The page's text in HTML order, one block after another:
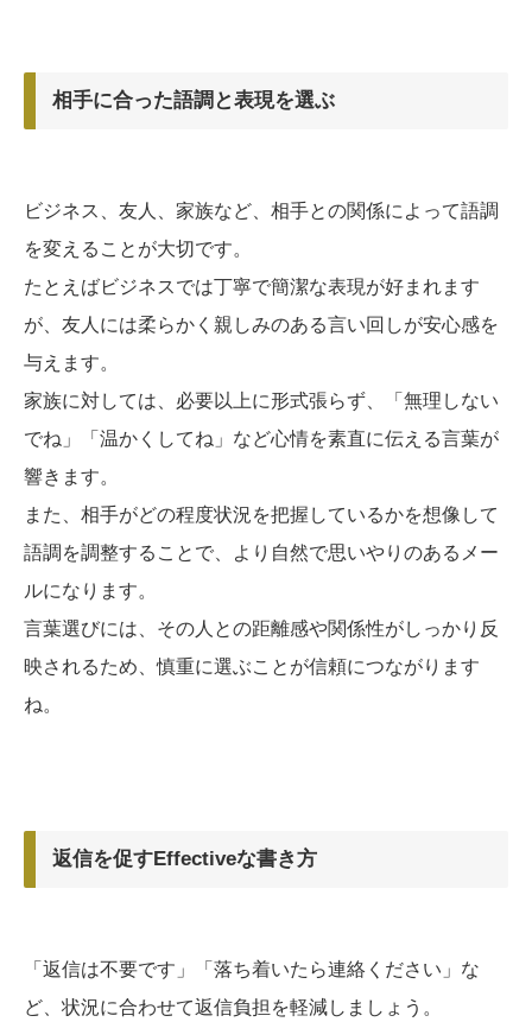
相手に合った語調と表現を選ぶ
ビジネス、友人、家族など、相手との関係によって語調
を変えることが大切です。
たとえばビジネスでは丁寧で簡潔な表現が好まれます
が、友人には柔らかく親しみのある言い回しが安心感を
与えます。
家族に対しては、必要以上に形式張らず、「無理しない
でね」「温かくしてね」など心情を素直に伝える言葉が
響きます。
また、相手がどの程度状況を把握しているかを想像して
語調を調整することで、より自然で思いやりのあるメー
ルになります。
言葉選びには、その人との距離感や関係性がしっかり反
映されるため、慎重に選ぶことが信頼につながります
ね。
返信を促すEffectiveな書き方
「返信は不要です」「落ち着いたら連絡ください」な
ど、状況に合わせて返信負担を軽減しましょう。